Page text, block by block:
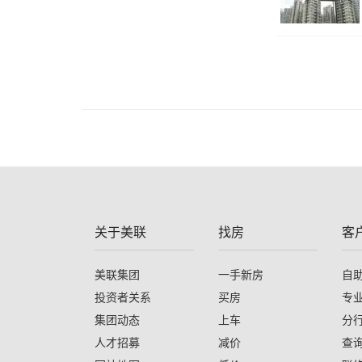
关于美联
美联集团
投资者关系
集团动态
人才招募
找房
一手新房
买房
上车
减价
客
自
专
分
查